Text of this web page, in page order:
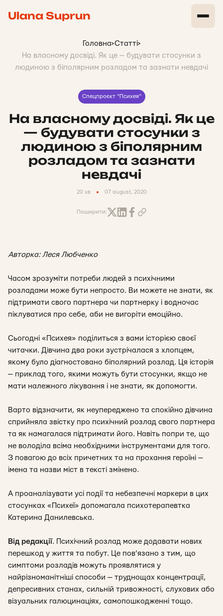
Ulana Suprun
Головна>Статті>
На власному досвіді. Як це — будувати стосунки з
людиною з біполярним розладом та зазнати невдачі
Спецпроєкт "Психея"
На власному досвіді. Як це
— будувати стосунки з
людиною з біполярним
розладом та зазнати
невдачі
20 хв 07 august, 2020
Поширити:
Авторка: Леся Любченко
Часом зрозуміти потреби людей з психічними
розладами може бути непросто. Ви можете не знати, як
підтримати свого партнера чи партнерку і водночас
піклуватися про себе, аби не вигоріти емоційно.
Сьогодні «Психея» поділиться з вами історією своєї
читачки. Дівчина два роки зустрічалася з хлопцем,
якому було діагностовано біполярний розлад. Ця історія
— приклад того, якими можуть бути стосунки, якщо не
мати належного лікування і не знати, як допомогти.
Варто відзначити, як неупереджено та спокійно дівчина
сприйняла звістку про психічний розлад свого партнера
та як намагалася підтримати його. Навіть попри те, що
не володіла всіма необхідними інструментами для того.
З повагою до всіх причетних та на прохання героїні —
імена та назви міст в тексті змінено.
А проаналізувати усі події та небезпечні маркери в цих
стосунках «Психеї» допомагала психотерапевтка
Катерина Данилевська.
Від редакції. Психічний розлад може додавати нових
перешкод у життя та побут. Це пов’язано з тим, що
симптоми розладів можуть проявлятися у
найрізноманітніші способи — труднощах концентрації,
депресивних станах, сильній тривожності, слухових або
візуальних галюцинаціях, самопошкодженні тощо.